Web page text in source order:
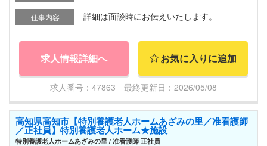
仕事内容 詳細は面談時にお伝えいたします。
求人情報詳細へ お気に入りに追加
求人番号：47863 最終更新日：2026/05/08
高知県高知市【特別養護老人ホームあざみの里／准看護師
／正社員】特別養護老人ホーム★施設
特別養護老人ホームあざみの里 / 准看護師 正社員